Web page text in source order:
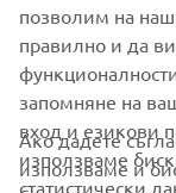
CORPORATE
позволим на
правилно и да
запомняне на
вход и езикови
използваме
статистически
Ако дадете
използваме и